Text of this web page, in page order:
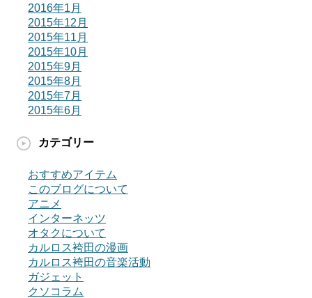
2016年1月
2015年12月
2015年11月
2015年10月
2015年9月
2015年8月
2015年7月
2015年6月
カテゴリー
おすすめアイテム
このブログについて
アニメ
インターネッツ
オタクについて
カルロス袴田の漫画
カルロス袴田の音楽活動
ガジェット
クソコラム